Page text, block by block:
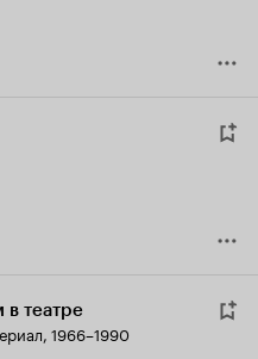
в театре
1966–1990